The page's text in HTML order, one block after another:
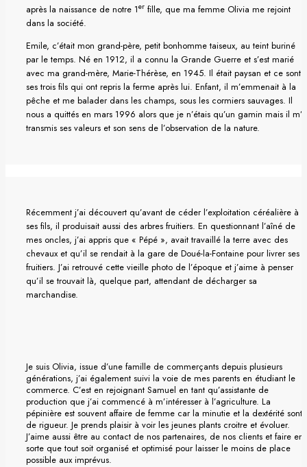
après la naissance de notre 1er fille, que ma femme Olivia me rejoint
dans la société.
Emile, c’était mon grand-père, petit bonhomme taiseux, au teint buriné
par le temps. Né en 1912, il a connu la Grande Guerre et s’est marié
avec ma grand-mère, Marie-Thérèse, en 1945. Il était paysan et ce sont
ses trois fils qui ont repris la ferme après lui. Enfant, il m’emmenait à la
pêche et me balader dans les champs, sous les cormiers sauvages. Il
nous a quittés en mars 1996 alors que je n’étais qu’un gamin mais il m’a
transmis ses valeurs et son sens de l’observation de la nature.
Récemment j’ai découvert qu’avant de céder l’exploitation céréalière à
ses fils, il produisait aussi des arbres fruitiers. En questionnant l’aîné de
mes oncles, j’ai appris que « Pépé », avait travaillé la terre avec des
chevaux et qu’il se rendait à la gare de Doué-la-Fontaine pour livrer ses
fruitiers. J’ai retrouvé cette vieille photo de l’époque et j’aime à penser
qu’il se trouvait là, quelque part, attendant de décharger sa
marchandise.
Je suis Olivia, issue d’une famille de commerçants depuis plusieurs
générations, j’ai également suivi la voie de mes parents en étudiant le
commerce. C’est en rejoignant Samuel en tant qu’assistante de
production que j’ai commencé à m’intéresser à l’agriculture. La
pépinière est souvent affaire de femme car la minutie et la dextérité sont
de rigueur. Je prends plaisir à voir les jeunes plants croitre et évoluer.
J’aime aussi être au contact de nos partenaires, de nos clients et faire en
sorte que tout soit organisé et optimisé pour laisser le moins de place
possible aux imprévus.